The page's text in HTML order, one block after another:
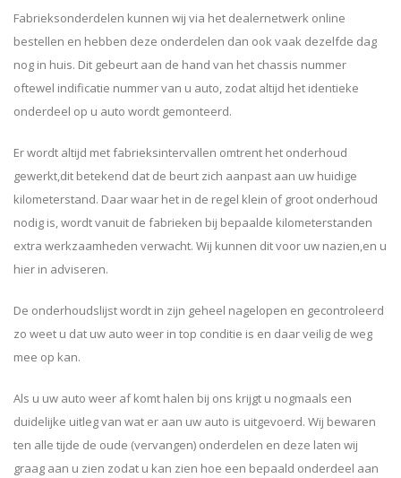
Fabrieksonderdelen kunnen wij via het dealernetwerk online
bestellen en hebben deze onderdelen dan ook vaak dezelfde dag
nog in huis. Dit gebeurt aan de hand van het chassis nummer
oftewel indificatie nummer van u auto, zodat altijd het identieke
onderdeel op u auto wordt gemonteerd.
Er wordt altijd met fabrieksintervallen omtrent het onderhoud
gewerkt,dit betekend dat de beurt zich aanpast aan uw huidige
kilometerstand. Daar waar het in de regel klein of groot onderhoud
nodig is, wordt vanuit de fabrieken bij bepaalde kilometerstanden
extra werkzaamheden verwacht. Wij kunnen dit voor uw nazien,en u
hier in adviseren.
De onderhoudslijst wordt in zijn geheel nagelopen en gecontroleerd
zo weet u dat uw auto weer in top conditie is en daar veilig de weg
mee op kan.
Als u uw auto weer af komt halen bij ons krijgt u nogmaals een
duidelijke uitleg van wat er aan uw auto is uitgevoerd. Wij bewaren
ten alle tijde de oude (vervangen) onderdelen en deze laten wij
graag aan u zien zodat u kan zien hoe een bepaald onderdeel aan